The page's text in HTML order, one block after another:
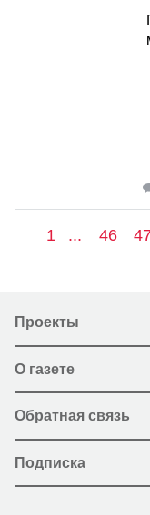
1 ... 46
Проекты
О газете
Обратная связь
Подписка